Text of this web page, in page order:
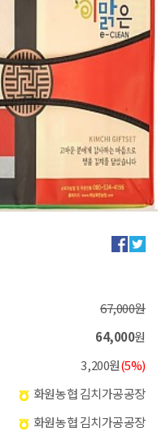
67,000원
64,000원
3,200원(5%)
화원농협 김치가공공장
화원농협 김치가공공장